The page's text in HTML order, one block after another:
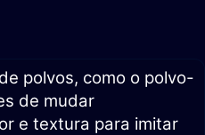
polvos, como o polvo-
de mudar
e textura para imitar